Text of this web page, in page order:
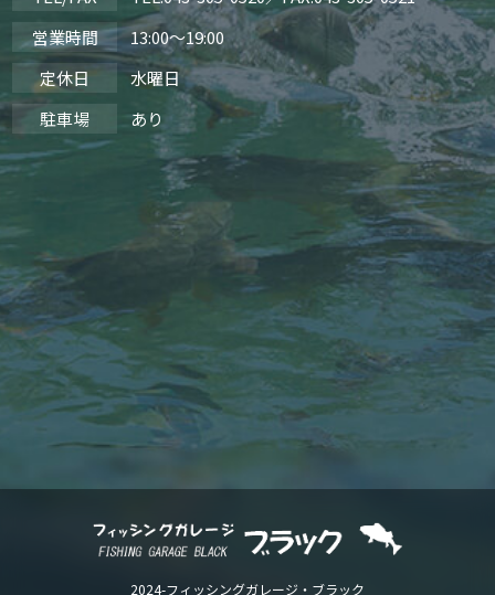
営業時間
13:00～19:00
定休日
水曜日
駐車場
あり
2024-フィッシングガレージ・ブラック